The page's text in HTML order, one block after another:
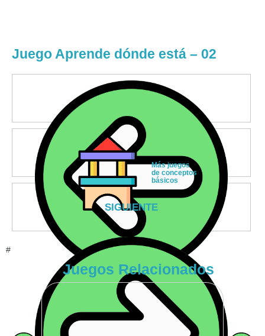
Juego Aprende dónde está – 02
VOLVER
Más juegos
de conceptos
básicos
SIGUIENTE
#
Juegos Relacionados